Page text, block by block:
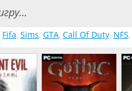
Fifa, Sims, GTA, Call Of Duty, NFS,